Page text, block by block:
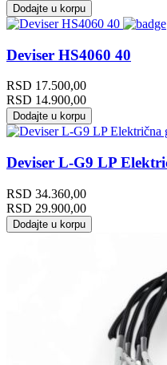
Dodajte u korpu
Deviser HS4060 40
RSD 17.500,00
RSD 14.900,00
Dodajte u korpu
Deviser L-G9 LP
RSD 34.360,00
RSD 29.900,00
Dodajte u korpu